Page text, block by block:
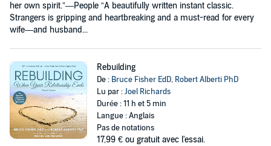
her own spirit.”—People​​ “A beautifully written instant classic.
Strangers is gripping and heartbreaking and a must-read for every
wife—and husband...
Rebuilding
De : Bruce Fisher EdD, Robert Alberti PhD
Lu par :Joel Richards
Durée : 11 h et 5 min
Langue : Anglais
Pas de notations
17,99 € ou gratuit avec l'essai.